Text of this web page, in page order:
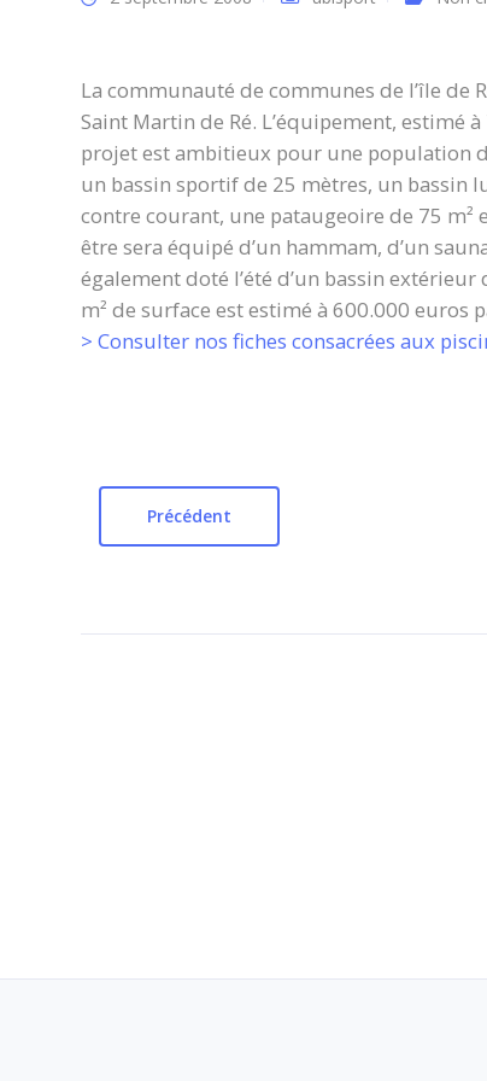
La communauté de communes de l’île de
Saint Martin de Ré. L’équipement, estimé
projet est ambitieux pour une population
un bassin sportif de 25 mètres, un bassin
contre courant, une pataugeoire de 75 m²
être sera équipé d’un hammam, d’un
également doté l’été d’un bassin
m² de surface est estimé à 600.000 euros
> Consulter nos fiches consacrées aux
Précédent